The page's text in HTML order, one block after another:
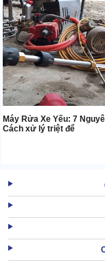
Máy Rửa Xe Yếu: 7
Cách xử lý triệt để